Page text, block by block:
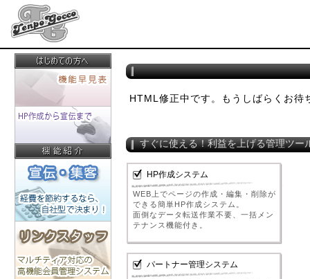
HTML修正中です。もうしばらくお待
すぐに使える！利益を上げる管理ツー
HP作成システム
WEB上でページの作成・編集・削除が
できる簡単HP作成システム。
面倒なデータ転送作業不要、一括メン
テナンス機能付き。
パートナー管理システム